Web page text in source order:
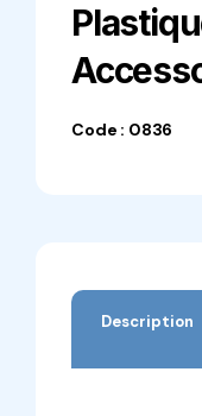
Code : 0836
Description